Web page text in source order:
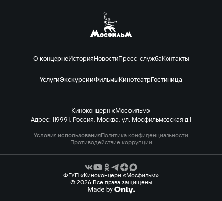
О концернеИсторияНовостиПресс-службаКонтакты
УслугиЭкскурсииФильмыКинотеатрГостиница
Киноконцерн «Мосфильм»
Адрес: 119991, Россия, Москва, ул. Мосфильмовская д.1
Условия использованияПолитика конфиденциальности
Противодействие коррупции
ФГУП «Киноконцерн «Мосфильм»
© 2026 Все права защищены